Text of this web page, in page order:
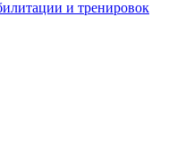
и тренировок